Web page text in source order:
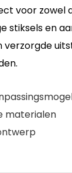
voor zowel
stiksels en
verzorgde
materialen